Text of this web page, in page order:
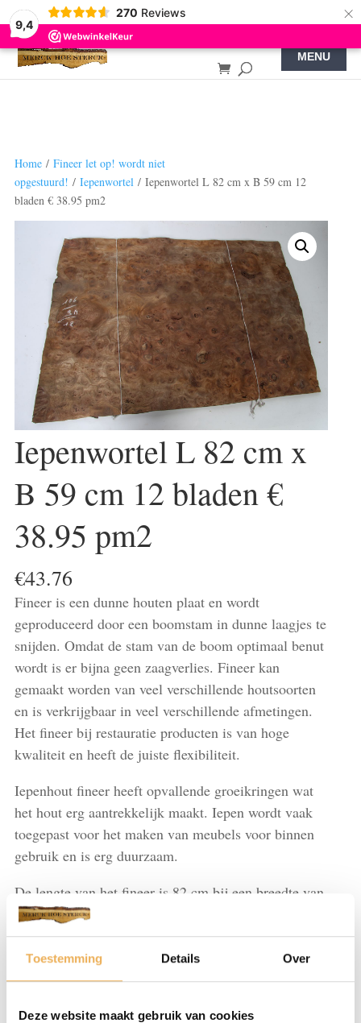
Toestemming Details Over
Deze website maakt gebruik van cookies
9,4
270 Reviews ×
Home/ Fineer let op! wordt niet
opgestuurd! / Iepenwortel/ Iepenwortel L 82 cm x B 59 cm 12
bladen € 38.95 pm2
Iepenwortel L 82 cm x
B 59 cm 12 bladen €
38.95 pm2
€43.76
Fineer is een dunne houten plaat en wordt
geproduceerd door een boomstam in dunne laagjes te
snijden. Omdat de stam van de boom optimaal benut
wordt is er bijna geen zaagverlies. Fineer kan
gemaakt worden van veel verschillende houtsoorten
en is verkrijgbaar in veel verschillende afmetingen.
Het fineer bij restauratie producten is van hoge
kwaliteit en heeft de juiste flexibiliteit.
Iepenhout fineer heeft opvallende groeikringen wat
het hout erg aantrekkelijk maakt. Iepen wordt vaak
toegepast voor het maken van meubels voor binnen
gebruik en is erg duurzaam.
De lengte van het fineer is 82 cm bij een breedte van
59 cm. U ontvangt 12 bladen. Naast iepenwortel
fineer hebben wij vele andere soorten houtsoorten
fineer op voorraad. Bekijk hiervoor alle producten.
L
IN WINKELMAND